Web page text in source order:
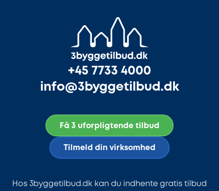
+45 7733 4000
info@3byggetilbud.dk
Få 3 uforpligtende tilbud
Tilmeld din virksomhed
Hos 3byggetilbud.dk kan du indhente gratis tilbud